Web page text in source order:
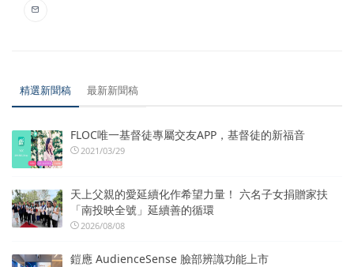
精選新聞稿 最新新聞稿
FLOC唯一基督徒專屬交友APP，基督徒的新福音
2021/03/29
天上父親的愛延續化作希望力量！ 六名子女捐贈家扶
「南投映全號」延續善的循環
2026/08/08
鎧應 AudienceSense 臉部辨識功能上市